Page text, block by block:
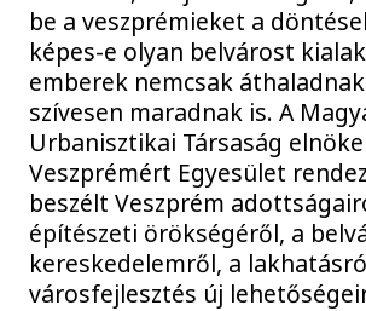
be a veszprémieket a
képes-e olyan belvárost
emberek nemcsak
szívesen maradnak is. A
Urbanisztikai Társaság
Veszprémért Egyesület
beszélt Veszprém
építészeti örökségéről, a
kereskedelemről, a
városfejlesztés új